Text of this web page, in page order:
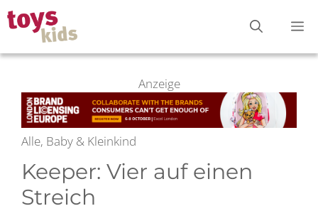
Zum
Inhalt
springen
Anzeige
Alle, Baby & Kleinkind
Keeper: Vier auf einen
Streich